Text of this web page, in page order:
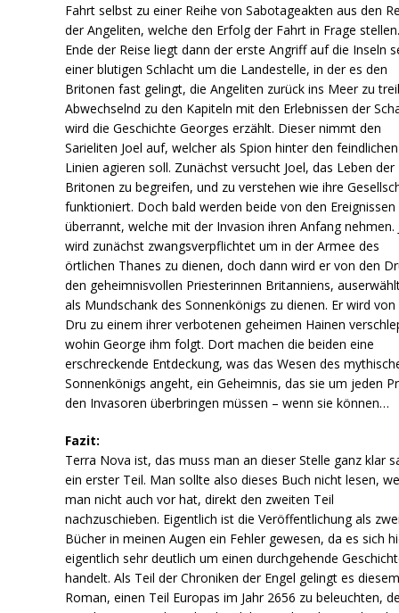
Fahrt selbst zu einer Reihe von Sabotageakten aus den
der Angeliten, welche den Erfolg der Fahrt in Frage
Ende der Reise liegt dann der erste Angriff auf die Inseln
einer blutigen Schlacht um die Landestelle, in der es den
Britonen fast gelingt, die Angeliten zurück ins Meer zu
Abwechselnd zu den Kapiteln mit den Erlebnissen der
wird die Geschichte Georges erzählt. Dieser nimmt den
Sarieliten Joel auf, welcher als Spion hinter den feindlichen
Linien agieren soll. Zunächst versucht Joel, das Leben der
Britonen zu begreifen, und zu verstehen wie ihre
funktioniert. Doch bald werden beide von den Ereignissen
überrannt, welche mit der Invasion ihren Anfang nehmen.
wird zunächst zwangsverpflichtet um in der Armee des
örtlichen Thanes zu dienen, doch dann wird er von den
den geheimnisvollen Priesterinnen Britanniens,
als Mundschank des Sonnenkönigs zu dienen. Er wird von
Dru zu einem ihrer verbotenen geheimen Hainen
wohin George ihm folgt. Dort machen die beiden eine
erschreckende Entdeckung, was das Wesen des
Sonnenkönigs angeht, ein Geheimnis, das sie um jeden
den Invasoren überbringen müssen – wenn sie können…
Fazit:
Terra Nova ist, das muss man an dieser Stelle ganz klar
ein erster Teil. Man sollte also dieses Buch nicht lesen,
man nicht auch vor hat, direkt den zweiten Teil
nachzuschieben. Eigentlich ist die Veröffentlichung als
Bücher in meinen Augen ein Fehler gewesen, da es sich
eigentlich sehr deutlich um einen durchgehende
handelt. Als Teil der Chroniken der Engel gelingt es
Roman, einen Teil Europas im Jahr 2656 zu beleuchten,